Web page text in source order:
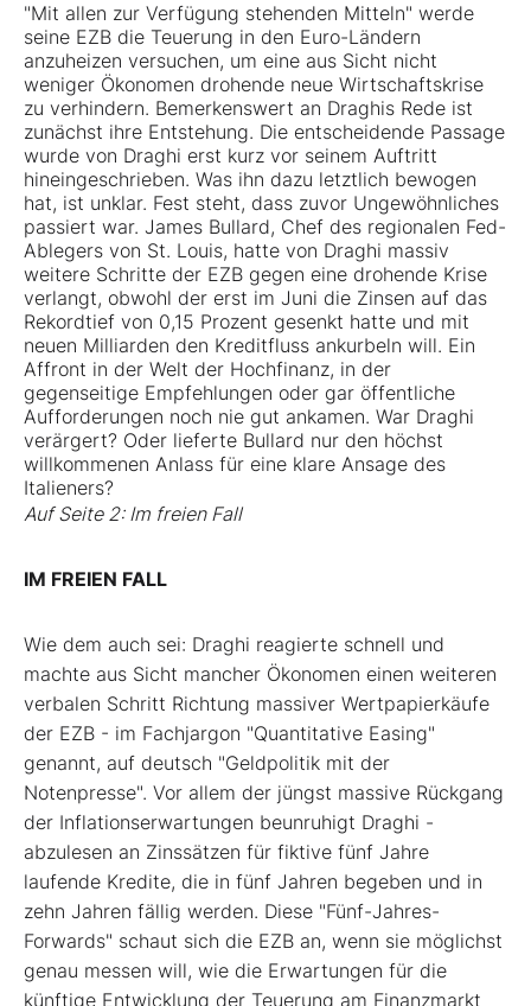
Folgen Sie uns
Kontakt
"Mit allen zur Verfügung stehenden Mitteln" werde
seine EZB die Teuerung in den Euro-Ländern
anzuheizen versuchen, um eine aus Sicht nicht
weniger Ökonomen drohende neue Wirtschaftskrise
zu verhindern. Bemerkenswert an Draghis Rede ist
zunächst ihre Entstehung. Die entscheidende Passage
wurde von Draghi erst kurz vor seinem Auftritt
hineingeschrieben. Was ihn dazu letztlich bewogen
hat, ist unklar. Fest steht, dass zuvor Ungewöhnliches
passiert war. James Bullard, Chef des regionalen Fed-
Ablegers von St. Louis, hatte von Draghi massiv
weitere Schritte der EZB gegen eine drohende Krise
verlangt, obwohl der erst im Juni die Zinsen auf das
Rekordtief von 0,15 Prozent gesenkt hatte und mit
neuen Milliarden den Kreditfluss ankurbeln will. Ein
Affront in der Welt der Hochfinanz, in der
gegenseitige Empfehlungen oder gar öffentliche
Aufforderungen noch nie gut ankamen. War Draghi
verärgert? Oder lieferte Bullard nur den höchst
willkommenen Anlass für eine klare Ansage des
Italieners?
Auf Seite 2: Im freien Fall
IM FREIEN FALL
Wie dem auch sei: Draghi reagierte schnell und
machte aus Sicht mancher Ökonomen einen weiteren
verbalen Schritt Richtung massiver Wertpapierkäufe
der EZB - im Fachjargon "Quantitative Easing"
genannt, auf deutsch "Geldpolitik mit der
Notenpresse". Vor allem der jüngst massive Rückgang
der Inflationserwartungen beunruhigt Draghi -
abzulesen an Zinssätzen für fiktive fünf Jahre
laufende Kredite, die in fünf Jahren begeben und in
zehn Jahren fällig werden. Diese "Fünf-Jahres-
Forwards" schaut sich die EZB an, wenn sie möglichst
genau messen will, wie die Erwartungen für die
künftige Entwicklung der Teuerung am Finanzmarkt